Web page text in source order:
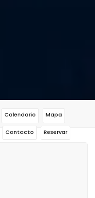
Calendario Mapa
Contacto Reservar